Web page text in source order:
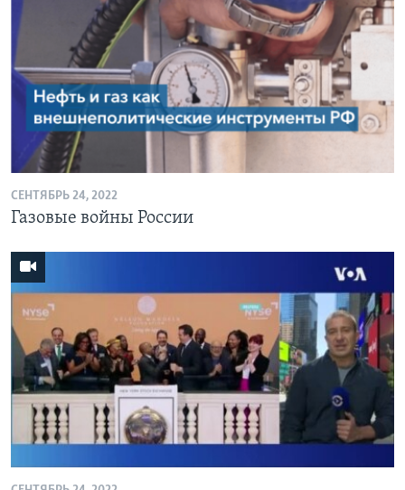
СЕНТЯБРЬ 24, 2022
Газовые войны России